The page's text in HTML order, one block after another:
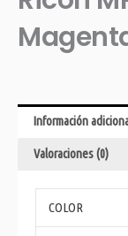
Información
Valoraciones (0)
COLOR